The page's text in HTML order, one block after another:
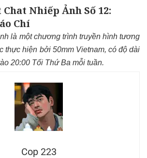
Nhiếp Ảnh Số 12:
Chí
là một chương trình truyền hình tương
thực hiện bởi 50mm Vietnam, có độ dài
20:00 Tối Thứ Ba mỗi tuần.
Cop 223